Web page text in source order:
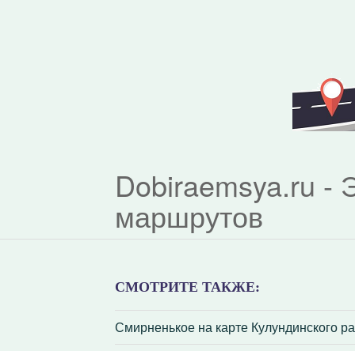
Dobiraemsya.ru -
маршрутов
СМОТРИТЕ ТАКЖЕ:
Смирненькое на карте Кулундинского